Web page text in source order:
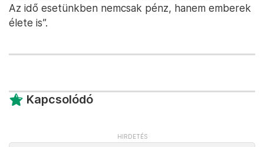
Az idő esetünkben nemcsak pénz, hanem emberek
élete is”.
Kapcsolódó